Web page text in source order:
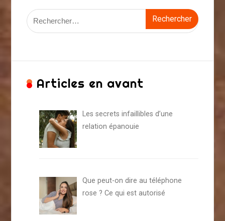
Rechercher :
Articles en avant
Les secrets infaillibles d’une
relation épanouie
Que peut-on dire au téléphone
rose ? Ce qui est autorisé